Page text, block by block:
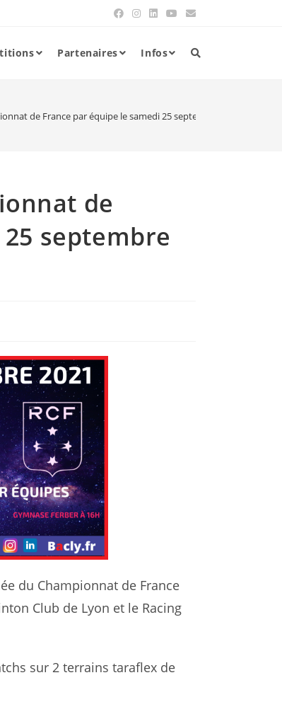
Partenaires Infos
de France par équipe le samedi 25 septembre 2021 de
de
septembre
du Championnat de France
Club de Lyon et le Racing
sur 2 terrains taraflex de